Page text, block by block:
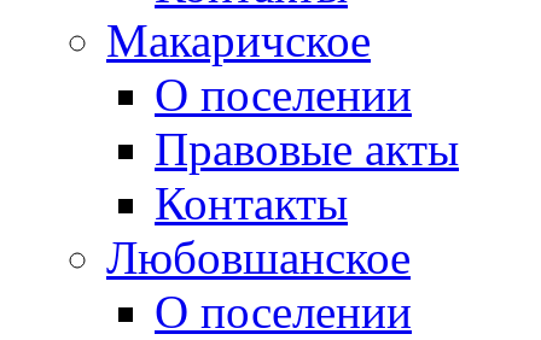
Макаричское
О поселении
Правовые акты
Контакты
Любовшанское
О поселении